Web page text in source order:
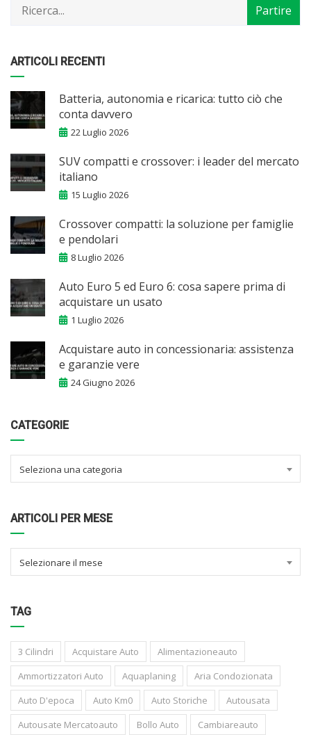
ARTICOLI RECENTI
Batteria, autonomia e ricarica: tutto ciò che
conta davvero
22 Luglio 2026
SUV compatti e crossover: i leader del mercato
italiano
15 Luglio 2026
Crossover compatti: la soluzione per famiglie
e pendolari
8 Luglio 2026
Auto Euro 5 ed Euro 6: cosa sapere prima di
acquistare un usato
1 Luglio 2026
Acquistare auto in concessionaria: assistenza
e garanzie vere
24 Giugno 2026
CATEGORIE
Seleziona una categoria
ARTICOLI PER MESE
Selezionare il mese
TAG
3 Cilindri Acquistare Auto
Alimentazioneauto
Ammortizzatori Auto
Aquaplaning
Aria Condozionata
Auto D'epoca
Auto Km0 Auto Storiche
Autousata
Autousate Mercatoauto
Bollo Auto
Cambiareauto